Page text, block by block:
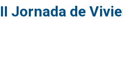
II Jornada de